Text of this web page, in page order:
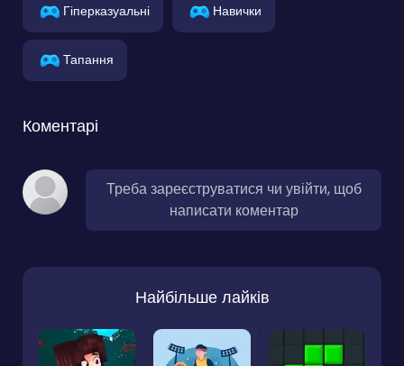
Гіперказуальні Навички
Тапання
Коментарі
Треба зареєструватися чи увійти, щоб
написати коментар
Найбільше лайків